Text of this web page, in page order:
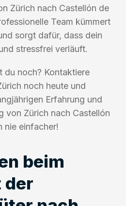
Zürich nach Castellón de
Team kümmert
sorgt dafür, dass dein
stressfrei verläuft.
noch? Kontaktiere
noch heute und
Erfahrung und
von Zürich nach Castellón
nie einfacher!
beim
der